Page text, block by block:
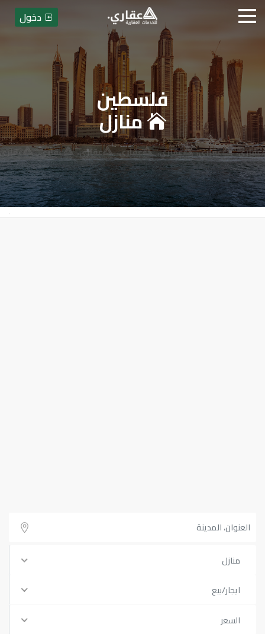
عقاري للخدمات العقارية -
فلسطين
منازل
منازل
ايجار/بيع
السعر
دخول